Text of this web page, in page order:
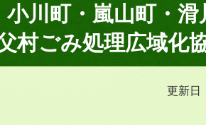
川町・嵐山町・滑
村ごみ処理広域化
更新日